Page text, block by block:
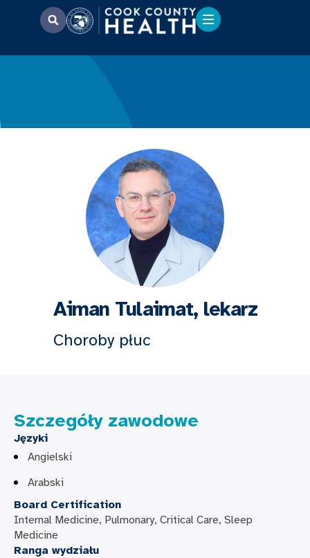
Aiman Tulaimat, lekarz
Choroby płuc
Szczegóły zawodowe
Języki
Angielski
Arabski
Board Certification
Internal Medicine, Pulmonary, Critical Care, Sleep
Medicine
Ranga wydziału